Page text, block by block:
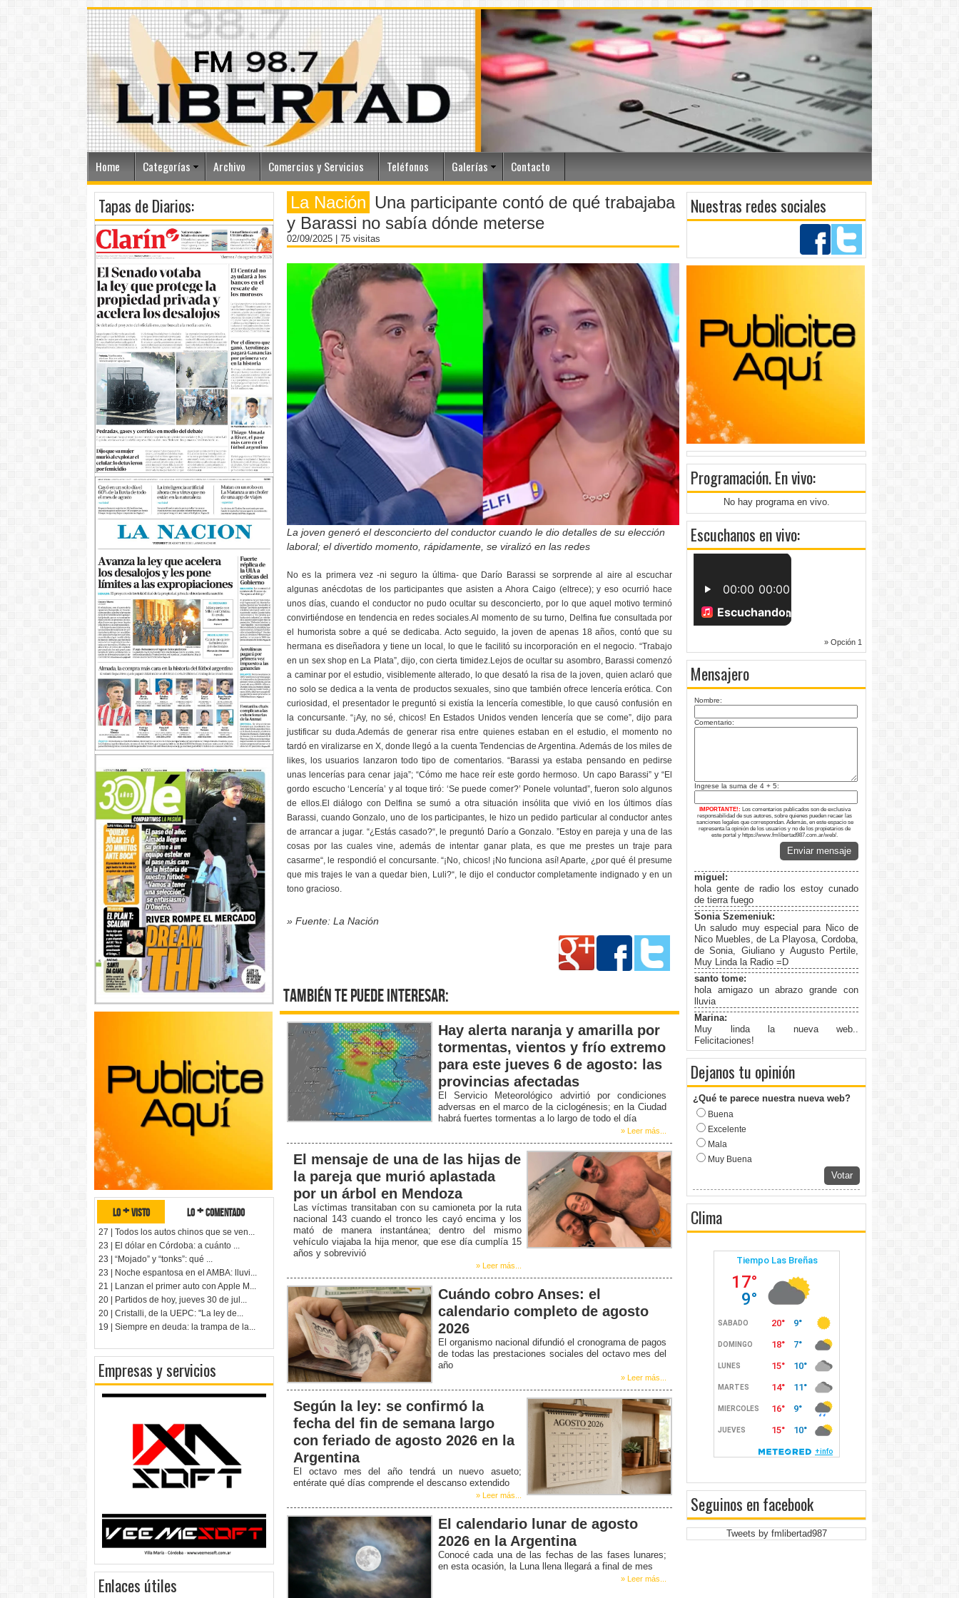
Home Categorías Archivo Comercios y Servicios Teléfonos Galerías Contacto
Tapas de Diarios:
lo + visto lo + comentado
27 | Todos los autos chinos que se ven...
23 | El dólar en Córdoba: a cuánto ...
23 | “Mojado” y “tonks”: qué ...
23 | Noche espantosa en el AMBA: lluvi...
21 | Lanzan el primer auto con Apple M...
20 | Partidos de hoy, jueves 30 de jul...
20 | Cristalli, de la UEPC: "La ley de...
19 | Siempre en deuda: la trampa de la...
Empresas y servicios
Enlaces útiles
La Nación Una participante contó de qué trabajaba
y Barassi no sabía dónde meterse
02/09/2025 | 75 visitas
La joven generó el desconcierto del conductor cuando le dio detalles de su elección
laboral; el divertido momento, rápidamente, se viralizó en las redes
No es la primera vez -ni seguro la última- que Darío Barassi se sorprende al aire al escuchar
algunas anécdotas de los participantes que asisten a Ahora Caigo (eltrece); y eso ocurrió hace
unos días, cuando el conductor no pudo ocultar su desconcierto, por lo que aquel motivo terminó
convirtiéndose en tendencia en redes sociales.Al momento de su turno, Delfina fue consultada por
el humorista sobre a qué se dedicaba. Acto seguido, la joven de apenas 18 años, contó que su
hermana es diseñadora y tiene un local, lo que le facilitó su incorporación en el negocio. “Trabajo
en un sex shop en La Plata”, dijo, con cierta timidez.Lejos de ocultar su asombro, Barassi comenzó
a caminar por el estudio, visiblemente alterado, lo que desató la risa de la joven, quien aclaró que
no solo se dedica a la venta de productos sexuales, sino que también ofrece lencería erótica. Con
curiosidad, el presentador le preguntó si existía la lencería comestible, lo que causó confusión en
la concursante. “¡Ay, no sé, chicos! En Estados Unidos venden lencería que se come”, dijo para
justificar su duda.Además de generar risa entre quienes estaban en el estudio, el momento no
tardó en viralizarse en X, donde llegó a la cuenta Tendencias de Argentina. Además de los miles de
likes, los usuarios lanzaron todo tipo de comentarios. “Barassi ya estaba pensando en pedirse
unas lencerías para cenar jaja”; “Cómo me hace reír este gordo hermoso. Un capo Barassi” y “El
gordo escucho ‘Lencería’ y al toque tiró: ‘Se puede comer?’ Ponele voluntad”, fueron solo algunos
de ellos.El diálogo con Delfina se sumó a otra situación insólita que vivió en los últimos días
Barassi, cuando Gonzalo, uno de los participantes, le hizo un pedido particular al conductor antes
de arrancar a jugar. “¿Estás casado?“, le preguntó Darío a Gonzalo. ”Estoy en pareja y una de las
cosas por las cuales vine, además de intentar ganar plata, es que me prestes un traje para
casarme“, le respondió el concursante. “¡No, chicos! ¡No funciona así! Aparte, ¿por qué él presume
que mis trajes le van a quedar bien, Luli?“, le dijo el conductor completamente indignado y en un
tono gracioso.
» Fuente: La Nación
También te puede interesar:
Hay alerta naranja y amarilla por
tormentas, vientos y frío extremo
para este jueves 6 de agosto: las
provincias afectadas
El Servicio Meteorológico advirtió por condiciones
adversas en el marco de la ciclogénesis; en la Ciudad
habrá fuertes tormentas a lo largo de todo el día
» Leer más...
El mensaje de una de las hijas de
la pareja que murió aplastada
por un árbol en Mendoza
Las víctimas transitaban con su camioneta por la ruta
nacional 143 cuando el tronco les cayó encima y los
mató de manera instantánea; dentro del mismo
vehículo viajaba la hija menor, que ese día cumplía 15
años y sobrevivió
» Leer más...
Cuándo cobro Anses: el
calendario completo de agosto
2026
El organismo nacional difundió el cronograma de pagos
de todas las prestaciones sociales del octavo mes del
año
» Leer más...
Según la ley: se confirmó la
fecha del fin de semana largo
con feriado de agosto 2026 en la
Argentina
El octavo mes del año tendrá un nuevo asueto;
entérate qué días comprende el descanso extendido
» Leer más...
El calendario lunar de agosto
2026 en la Argentina
Conocé cada una de las fechas de las fases lunares;
en esta ocasión, la Luna llena llegará a final de mes
» Leer más...
Nuestras redes sociales
Programación. En vivo:
No hay programa en vivo.
Escuchanos en vivo:
» Opción 1
Mensajero
Nombre:
Comentario:
Ingrese la suma de 4 + 5:
IMPORTANTE!: Los comentarios publicados son de exclusiva
responsabilidad de sus autores, sobre quienes pueden recaer las
sanciones legales que correspondan. Además, en este espacio se
representa la opinión de los usuarios y no de los propietarios de
este portal y https://www.fmlibertad987.com.ar/web/.
Enviar mensaje
miguel:
hola gente de radio los estoy cunado
de tierra fuego
Sonia Szemeniuk:
Un saludo muy especial para Nico de
Nico Muebles, de La Playosa, Cordoba,
de Sonia, Giuliano y Augusto Pertile,
Muy Linda la Radio =D
santo tome:
hola amigazo un abrazo grande con
lluvia
Marina:
Muy linda la nueva web..
Felicitaciones!
Dejanos tu opinión
¿Qué te parece nuestra nueva web?
Buena
Excelente
Mala
Muy Buena
Votar
Clima
Seguinos en facebook
Tweets by fmlibertad987